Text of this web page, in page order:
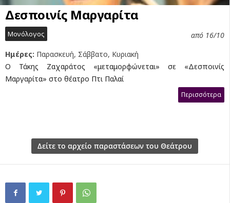
Δεσποινίς Μαργαρίτα
Μονόλογος
από 16/10
Ημέρες: Παρασκευή, Σάββατο, Κυριακή
Ο Τάκης Ζαχαράτος «μεταμορφώνεται» σε «Δεσποινίς
Μαργαρίτα» στο θέατρο Πτι Παλαί
Περισσότερα